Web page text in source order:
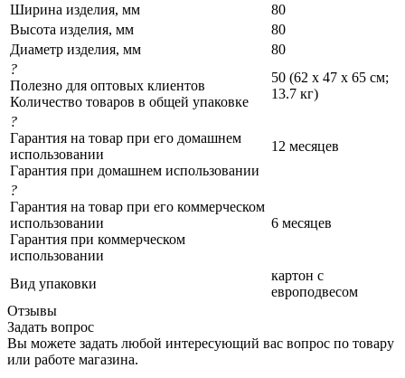
Ширина изделия, мм
80
Высота изделия, мм
80
Диаметр изделия, мм
80
?
Полезно для оптовых клиентов
Количество товаров в общей упаковке
50 (62 х 47 х 65 см;
13.7 кг)
?
Гарантия на товар при его домашнем
использовании
Гарантия при домашнем использовании
12 месяцев
?
Гарантия на товар при его коммерческом
использовании
Гарантия при коммерческом
использовании
6 месяцев
Вид упаковки
картон с
европодвесом
Отзывы
Задать вопрос
Вы можете задать любой интересующий вас вопрос по товару
или работе магазина.